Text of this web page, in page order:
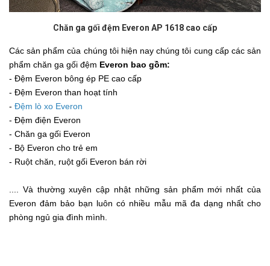
Chăn ga gối đệm Everon AP 1618 cao cấp
Các sản phẩm của chúng tôi hiện nay chúng tôi cung cấp các sản
phẩm chăn ga gối đệm Everon bao gồm:
- Đệm Everon bông ép PE cao cấp
- Đệm Everon than hoạt tính
- Đệm lò xo Everon
- Đệm điện Everon
- Chăn ga gối Everon
- Bộ Everon cho trẻ em
- Ruột chăn, ruột gối Everon bán rời
.... Và thường xuyên cập nhật những sản phẩm mới nhất của
Everon đảm bảo bạn luôn có nhiều mẫu mã đa dạng nhất cho
phòng ngủ gia đình mình.